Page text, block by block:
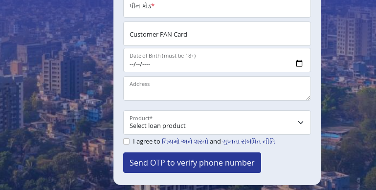
પીન કોડ*
Customer PAN Card
Date of Birth (must be 18+)
Address
Product*
I agree to નિયમો અને શરતો and ગુપ્તતા સંબંધિત નીતિ
Send OTP to verify phone number